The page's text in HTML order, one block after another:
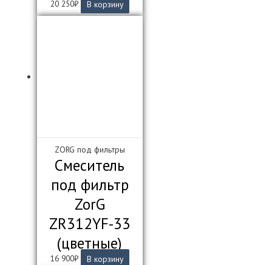
20 250₽ В корзину
ZORG под фильтры
Смеситель
под фильтр
ZorG
ZR312YF-33
(цветные)
16 900₽ В корзину